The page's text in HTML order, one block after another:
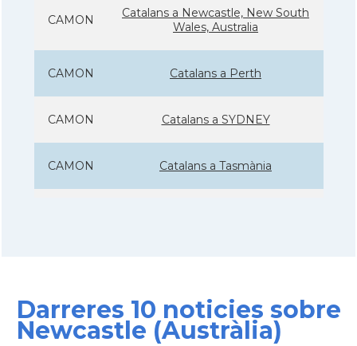
CAMON
Catalans a Newcastle, New South
Wales, Australia
CAMON Catalans a Perth
CAMON Catalans a SYDNEY
CAMON Catalans a Tasmània
Casal Casal Català de Victòria
Darreres 10 noticies sobre
Newcastle (Austràlia)